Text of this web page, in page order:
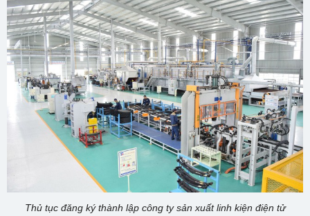
Thủ tục đăng ký thành lập công ty sản xuất linh kiện điện tử